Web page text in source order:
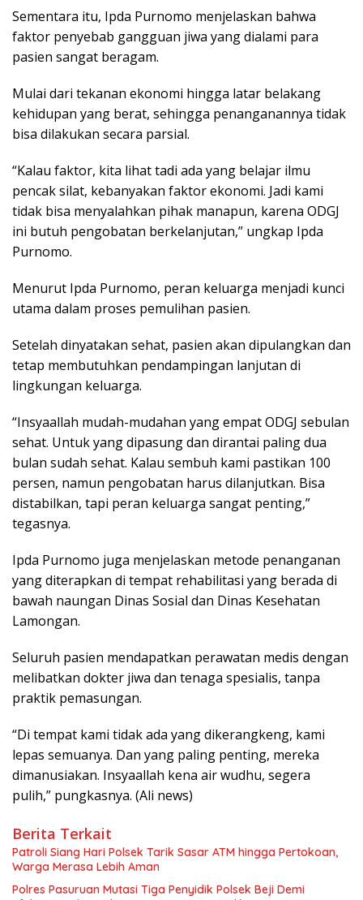
Sementara itu, Ipda Purnomo menjelaskan bahwa
faktor penyebab gangguan jiwa yang dialami para
pasien sangat beragam.
Mulai dari tekanan ekonomi hingga latar belakang
kehidupan yang berat, sehingga penanganannya tidak
bisa dilakukan secara parsial.
“Kalau faktor, kita lihat tadi ada yang belajar ilmu
pencak silat, kebanyakan faktor ekonomi. Jadi kami
tidak bisa menyalahkan pihak manapun, karena ODGJ
ini butuh pengobatan berkelanjutan,” ungkap Ipda
Purnomo.
Menurut Ipda Purnomo, peran keluarga menjadi kunci
utama dalam proses pemulihan pasien.
Setelah dinyatakan sehat, pasien akan dipulangkan dan
tetap membutuhkan pendampingan lanjutan di
lingkungan keluarga.
“Insyaallah mudah-mudahan yang empat ODGJ sebulan
sehat. Untuk yang dipasung dan dirantai paling dua
bulan sudah sehat. Kalau sembuh kami pastikan 100
persen, namun pengobatan harus dilanjutkan. Bisa
distabilkan, tapi peran keluarga sangat penting,”
tegasnya.
Ipda Purnomo juga menjelaskan metode penanganan
yang diterapkan di tempat rehabilitasi yang berada di
bawah naungan Dinas Sosial dan Dinas Kesehatan
Lamongan.
Seluruh pasien mendapatkan perawatan medis dengan
melibatkan dokter jiwa dan tenaga spesialis, tanpa
praktik pemasungan.
“Di tempat kami tidak ada yang dikerangkeng, kami
lepas semuanya. Dan yang paling penting, mereka
dimanusiakan. Insyaallah kena air wudhu, segera
pulih,” pungkasnya. (Ali news)
Berita Terkait
Patroli Siang Hari Polsek Tarik Sasar ATM hingga Pertokoan,
Warga Merasa Lebih Aman
Polres Pasuruan Mutasi Tiga Penyidik Polsek Beji Demi